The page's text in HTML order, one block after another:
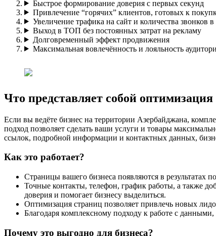
Быстрое формирование доверия с первых секунд
Привлечение “горячих” клиентов, готовых к
Увеличение трафика на сайт и количества звонков
Выход в ТОП без постоянных затрат на рекламу
Долговременный эффект продвижения
Максимальная вовлечённость и лояльность
Что представляет собой
Если вы ведёте бизнес на территории Азербайджана,
подход позволяет сделать ваши услуги и товары
ссылок, подробной информации и контактных данных,
Как это работает?
Страницы вашего бизнеса появляются в результатах
Точные контакты, телефон, график работы, а также
доверия и помогает бизнесу выделиться.
Оптимизация страниц позволяет привлечь новых
Благодаря комплексному подходу к работе с
Почему это выгодно для бизнеса?